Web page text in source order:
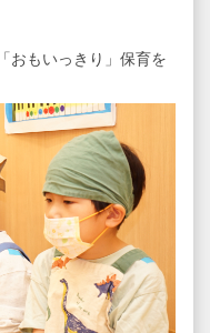
おもいっきり」保育を